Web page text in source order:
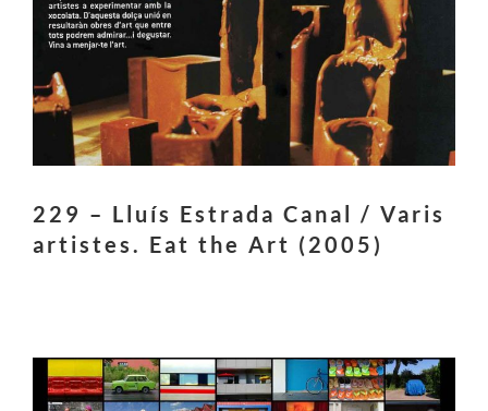
229 – Lluís Estrada Canal / Varis
artistes. Eat the Art (2005)